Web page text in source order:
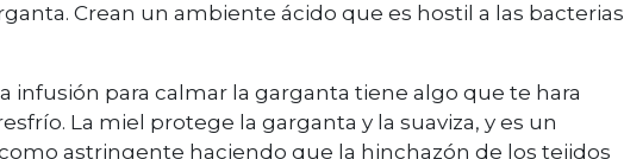
Crean un ambiente ácido que es hostil a las bacterias
infusión para calmar la garganta tiene algo que te hara
La miel protege la garganta y la suaviza, y es un
astringente haciendo que la hinchazón de los tejidos